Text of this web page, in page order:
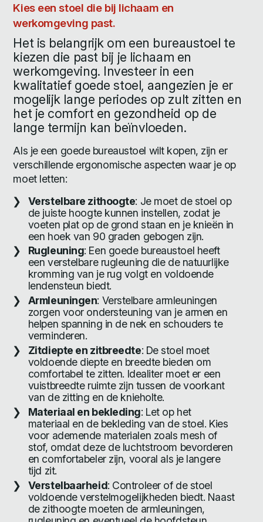
Kies een stoel die bij lichaam en
werkomgeving past.
Het is belangrijk om een bureaustoel te
kiezen die past bij je lichaam en
werkomgeving. Investeer in een
kwalitatief goede stoel, aangezien je er
mogelijk lange periodes op zult zitten en
het je comfort en gezondheid op de
lange termijn kan beïnvloeden.
Als je een goede bureaustoel wilt kopen, zijn er
verschillende ergonomische aspecten waar je op
moet letten:
Verstelbare zithoogte: Je moet de stoel op
de juiste hoogte kunnen instellen, zodat je
voeten plat op de grond staan en je knieën in
een hoek van 90 graden gebogen zijn.
Rugleuning: Een goede bureaustoel heeft
een verstelbare rugleuning die de natuurlijke
kromming van je rug volgt en voldoende
lendensteun biedt.
Armleuningen: Verstelbare armleuningen
zorgen voor ondersteuning van je armen en
helpen spanning in de nek en schouders te
verminderen.
Zitdiepte en zitbreedte: De stoel moet
voldoende diepte en breedte bieden om
comfortabel te zitten. Idealiter moet er een
vuistbreedte ruimte zijn tussen de voorkant
van de zitting en de knieholte.
Materiaal en bekleding: Let op het
materiaal en de bekleding van de stoel. Kies
voor ademende materialen zoals mesh of
stof, omdat deze de luchtstroom bevorderen
en comfortabeler zijn, vooral als je langere
tijd zit.
Verstelbaarheid: Controleer of de stoel
voldoende verstelmogelijkheden biedt. Naast
de zithoogte moeten de armleuningen,